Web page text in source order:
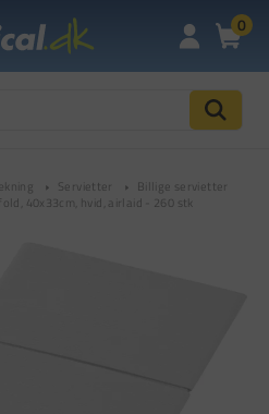
0
Servietter
Billige servietter
40x33cm, hvid, airlaid - 260 stk